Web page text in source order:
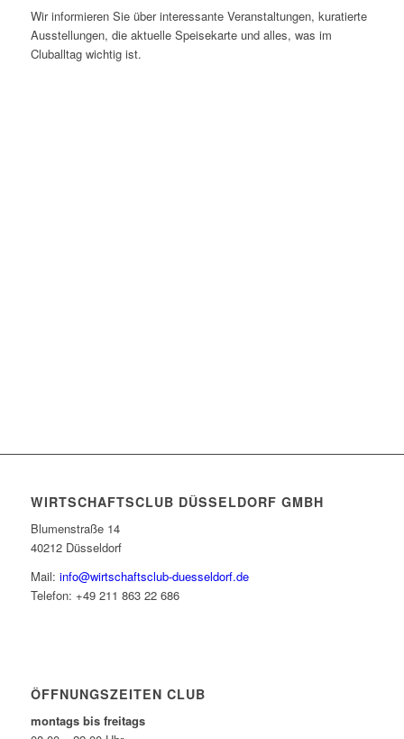
Wir informieren Sie über interessante Veranstaltungen, kuratierte
Ausstellungen, die aktuelle Speisekarte und alles, was im
Cluballtag wichtig ist.
WIRTSCHAFTSCLUB DÜSSELDORF GMBH
Blumenstraße 14
40212 Düsseldorf
Mail: info@wirtschaftsclub-duesseldorf.de
Telefon: +49 211 863 22 686
ÖFFNUNGSZEITEN CLUB
montags bis freitags